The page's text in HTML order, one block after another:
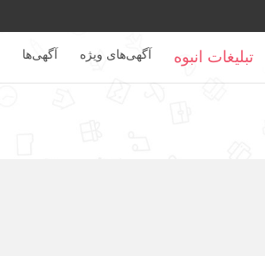
تبلیغات انبوه آگهی‌های ویژه آگهی‌ها